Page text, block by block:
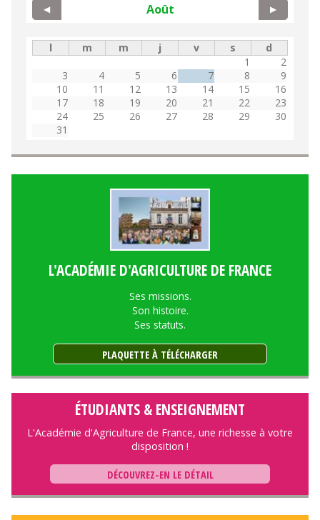
Août
◀ ▶
l m m j v s
d
1
2
3
4 5 6 7 8
9
10
11 12 13 14 15
16
17
18 19 20 21 22
23
24
25 26 27 28 29
30
31
L'ACADÉMIE D'AGRICULTURE DE FRANCE
Ses missions.
Son histoire.
Ses statuts.
PLAQUETTE À TÉLÉCHARGER
ÉTUDIANTS & ENSEIGNEMENT
L'Académie d'Agriculture de France, une richesse à votre
disposition !
DÉCOUVREZ-EN LE DÉTAIL